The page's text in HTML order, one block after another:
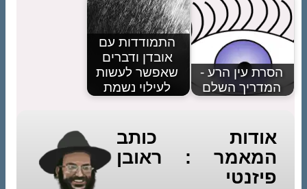
הסרת עין הרע -
המדריך השלם
התמודדות עם
אובדן ודברים
שאפשר לעשות
לעילוי נשמת
אודות כותב
המאמר : ראובן
פיזנטי